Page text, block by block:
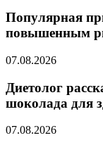
Популярная
повышенным
07.08.2026
Диетолог
шоколада для
07.08.2026